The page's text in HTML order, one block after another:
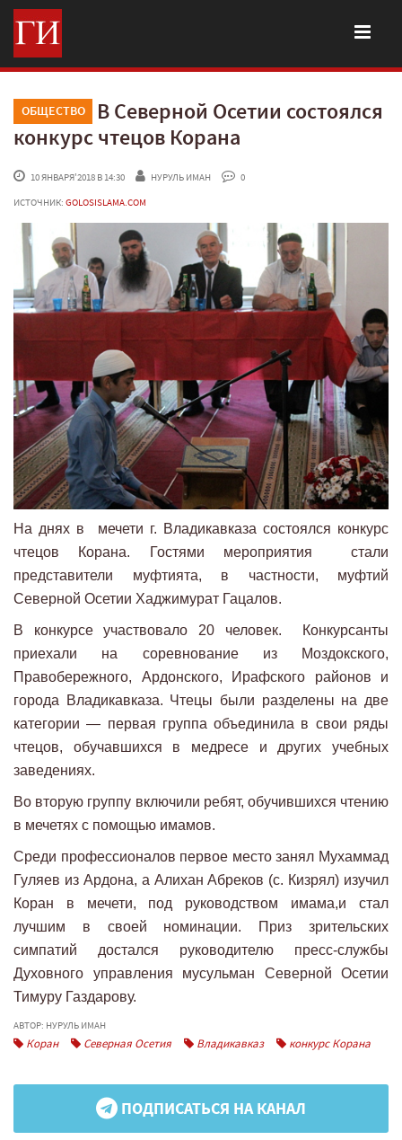
ОБЩЕСТВО
В Северной Осетии состоялся
конкурс чтецов Корана
10 ЯНВАРЯ'2018 В 14:30 НУРУЛЬ ИМАН
0
ИСТОЧНИК: GOLOSISLAMA.COM
На днях в мечети г. Владикавказа состоялся конкурс
чтецов Корана. Гостями мероприятия стали
представители муфтията, в частности, муфтий
Северной Осетии Хаджимурат Гацалов.
В конкурсе участвовало 20 человек. Конкурсанты
приехали на соревнование из Моздокского,
Правобережного, Ардонского, Ирафского районов и
города Владикавказа. Чтецы были разделены на две
категории — первая группа объединила в свои ряды
чтецов, обучавшихся в медресе и других учебных
заведениях.
Во вторую группу включили ребят, обучившихся чтению
в мечетях с помощью имамов.
Среди профессионалов первое место занял Мухаммад
Гуляев из Ардона, а Алихан Абреков (с. Кизрял) изучил
Коран в мечети, под руководством имама,и стал
лучшим в своей номинации. Приз зрительских
симпатий достался руководителю пресс-службы
Духовного управления мусульман Северной Осетии
Тимуру Газдарову.
АВТОР: НУРУЛЬ ИМАН
Коран Северная Осетия Владикавказ конкурс Корана
ПОДПИСАТЬСЯ НА КАНАЛ